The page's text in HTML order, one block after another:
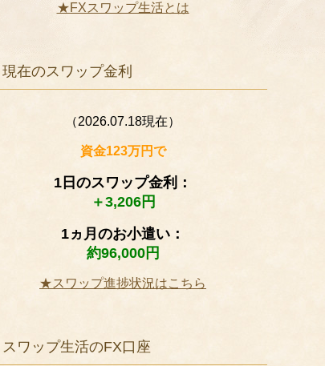
★FXスワップ生活とは
現在のスワップ金利
（2026.07.18現在）
資金123万円で
1日のスワップ金利：
＋3,206円
1ヵ月のお小遣い：
約96,000円
★スワップ進捗状況はこちら
スワップ生活のFX口座